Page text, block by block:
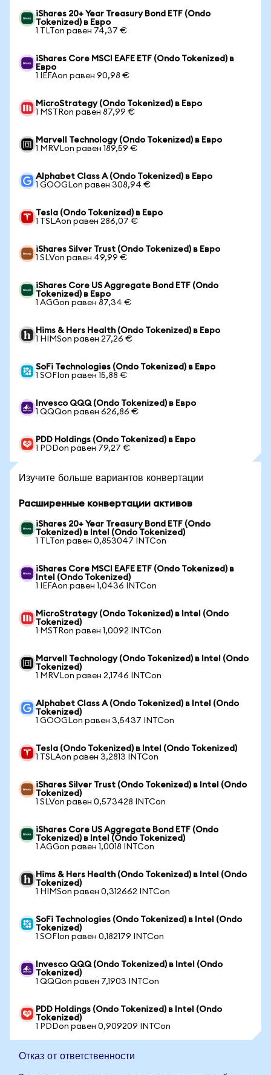
iShares 20+ Year Treasury Bond ETF (Ondo
Tokenized) в Евро
1 TLTon равен 74,37 €
iShares Core MSCI EAFE ETF (Ondo Tokenized) в
Евро
1 IEFAon равен 90,98 €
MicroStrategy (Ondo Tokenized) в Евро
1 MSTRon равен 87,99 €
Marvell Technology (Ondo Tokenized) в Евро
1 MRVLon равен 189,59 €
Alphabet Class A (Ondo Tokenized) в Евро
1 GOOGLon равен 308,94 €
Tesla (Ondo Tokenized) в Евро
1 TSLAon равен 286,07 €
iShares Silver Trust (Ondo Tokenized) в Евро
1 SLVon равен 49,99 €
iShares Core US Aggregate Bond ETF (Ondo
Tokenized) в Евро
1 AGGon равен 87,34 €
Hims & Hers Health (Ondo Tokenized) в Евро
1 HIMSon равен 27,26 €
SoFi Technologies (Ondo Tokenized) в Евро
1 SOFIon равен 15,88 €
Invesco QQQ (Ondo Tokenized) в Евро
1 QQQon равен 626,86 €
PDD Holdings (Ondo Tokenized) в Евро
1 PDDon равен 79,27 €
Изучите больше вариантов конвертации
Расширенные конвертации активов
iShares 20+ Year Treasury Bond ETF (Ondo
Tokenized) в Intel (Ondo Tokenized)
1 TLTon равен 0,853047 INTCon
iShares Core MSCI EAFE ETF (Ondo Tokenized) в
Intel (Ondo Tokenized)
1 IEFAon равен 1,0436 INTCon
MicroStrategy (Ondo Tokenized) в Intel (Ondo
Tokenized)
1 MSTRon равен 1,0092 INTCon
Marvell Technology (Ondo Tokenized) в Intel (Ondo
Tokenized)
1 MRVLon равен 2,1746 INTCon
Alphabet Class A (Ondo Tokenized) в Intel (Ondo
Tokenized)
1 GOOGLon равен 3,5437 INTCon
Tesla (Ondo Tokenized) в Intel (Ondo Tokenized)
1 TSLAon равен 3,2813 INTCon
iShares Silver Trust (Ondo Tokenized) в Intel (Ondo
Tokenized)
1 SLVon равен 0,573428 INTCon
iShares Core US Aggregate Bond ETF (Ondo
Tokenized) в Intel (Ondo Tokenized)
1 AGGon равен 1,0018 INTCon
Hims & Hers Health (Ondo Tokenized) в Intel (Ondo
Tokenized)
1 HIMSon равен 0,312662 INTCon
SoFi Technologies (Ondo Tokenized) в Intel (Ondo
Tokenized)
1 SOFIon равен 0,182179 INTCon
Invesco QQQ (Ondo Tokenized) в Intel (Ondo
Tokenized)
1 QQQon равен 7,1903 INTCon
PDD Holdings (Ondo Tokenized) в Intel (Ondo
Tokenized)
1 PDDon равен 0,909209 INTCon
Отказ от ответственности